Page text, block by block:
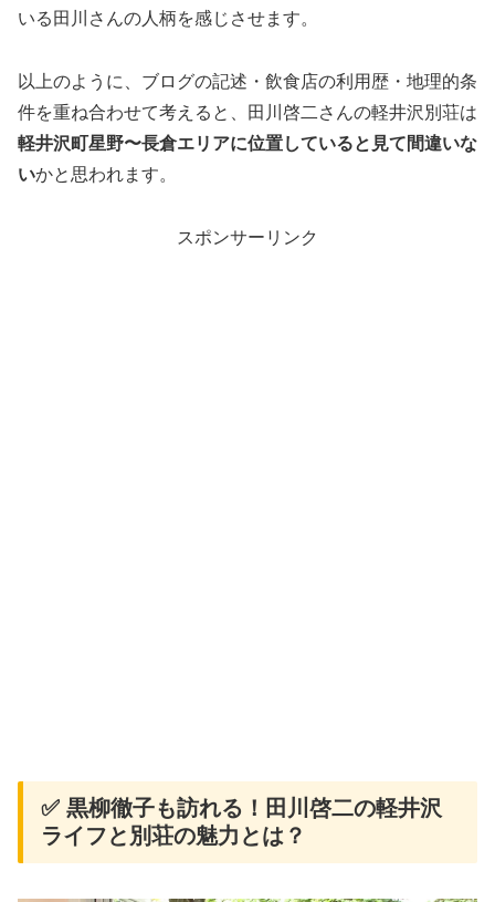
いる田川さんの人柄を感じさせます。
以上のように、ブログの記述・飲食店の利用歴・地理的条
件を重ね合わせて考えると、田川啓二さんの軽井沢別荘は
軽井沢町星野〜長倉エリアに位置していると見て間違いな
いかと思われます。
スポンサーリンク
✅ 黒柳徹子も訪れる！田川啓二の軽井沢
ライフと別荘の魅力とは？